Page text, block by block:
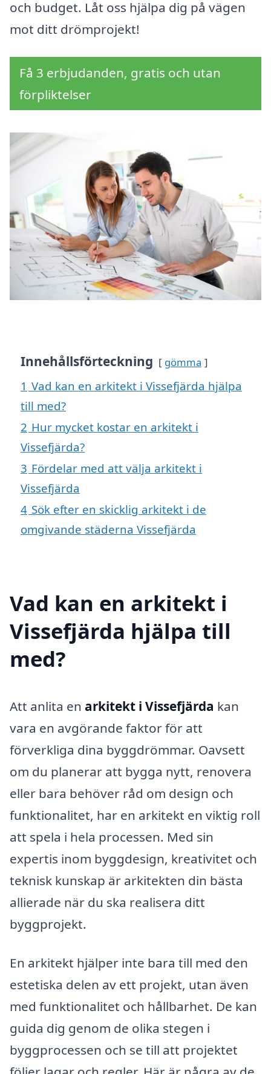
och budget. Låt oss hjälpa dig på vägen
mot ditt drömprojekt!
Få 3 erbjudanden, gratis och utan
förpliktelser
Innehållsförteckning gömma
1 Vad kan en arkitekt i Vissefjärda hjälpa
till med?
2 Hur mycket kostar en arkitekt i
Vissefjärda?
3 Fördelar med att välja arkitekt i
Vissefjärda
4 Sök efter en skicklig arkitekt i de
omgivande städerna Vissefjärda
Vad kan en arkitekt i
Vissefjärda hjälpa till
med?
Att anlita en arkitekt i Vissefjärda kan
vara en avgörande faktor för att
förverkliga dina byggdrömmar. Oavsett
om du planerar att bygga nytt, renovera
eller bara behöver råd om design och
funktionalitet, har en arkitekt en viktig roll
att spela i hela processen. Med sin
expertis inom byggdesign, kreativitet och
teknisk kunskap är arkitekten din bästa
allierade när du ska realisera ditt
byggprojekt.
En arkitekt hjälper inte bara till med den
estetiska delen av ett projekt, utan även
med funktionalitet och hållbarhet. De kan
guida dig genom de olika stegen i
byggprocessen och se till att projektet